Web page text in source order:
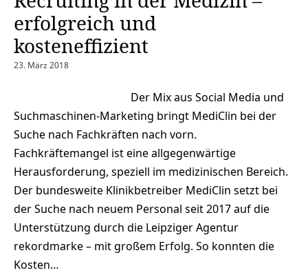
erfolgreich und
kosteneffizient
23. März 2018
Der Mix aus Social Media und
Suchmaschinen-Marketing bringt MediClin bei der
Suche nach Fachkräften nach vorn.
Fachkräftemangel ist eine allgegenwärtige
Herausforderung, speziell im medizinischen Bereich.
Der bundesweite Klinikbetreiber MediClin setzt bei
der Suche nach neuem Personal seit 2017 auf die
Unterstützung durch die Leipziger Agentur
rekordmarke – mit großem Erfolg. So konnten die
Kosten…